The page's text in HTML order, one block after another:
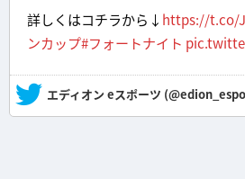
詳しくはコチラから↓ https://t.co/
ンカップ#フォートナイト
— エディオン eスポーツ